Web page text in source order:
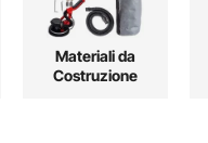
Materiali da
Costruzione